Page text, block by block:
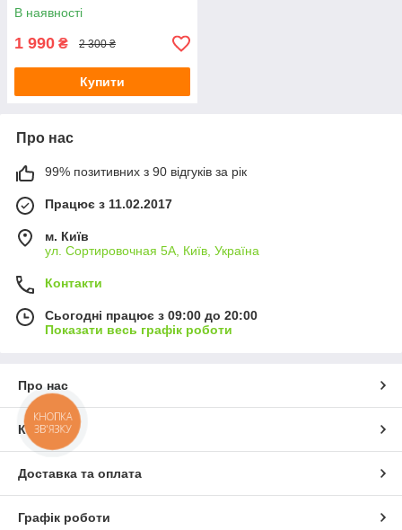
В наявності
1 990 ₴ 2 300 ₴
Купити
Про нас
99% позитивних з 90 відгуків за рік
Працює з 11.02.2017
м. Київ
ул. Сортировочная 5А, Київ, Україна
Контакти
Сьогодні працює з 09:00 до 20:00
Показати весь графік роботи
Про нас
Контакти
Доставка та оплата
Графік роботи
КНОПКА
ЗВ'ЯЗКУ